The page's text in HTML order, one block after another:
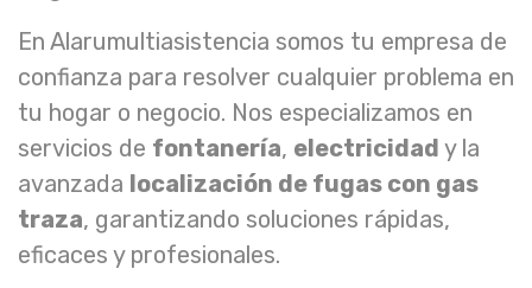
En Alarumultiasistencia somos tu empresa de
confianza para resolver cualquier problema en
tu hogar o negocio. Nos especializamos en
servicios de fontanería, electricidad y la
avanzada localización de fugas con gas
traza, garantizando soluciones rápidas,
eficaces y profesionales.